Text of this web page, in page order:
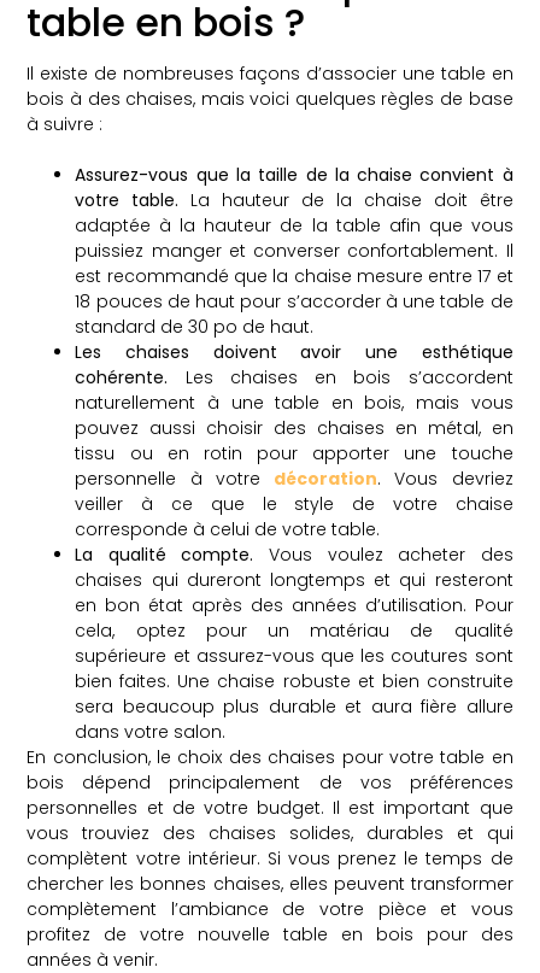
table en bois ?
Il existe de nombreuses façons d’associer une table en
bois à des chaises, mais voici quelques règles de base
à suivre :
Assurez-vous que la taille de la chaise convient à
votre table. La hauteur de la chaise doit être
adaptée à la hauteur de la table afin que vous
puissiez manger et converser confortablement. Il
est recommandé que la chaise mesure entre 17 et
18 pouces de haut pour s’accorder à une table de
standard de 30 po de haut.
Les chaises doivent avoir une esthétique
cohérente. Les chaises en bois s’accordent
naturellement à une table en bois, mais vous
pouvez aussi choisir des chaises en métal, en
tissu ou en rotin pour apporter une touche
personnelle à votre décoration. Vous devriez
veiller à ce que le style de votre chaise
corresponde à celui de votre table.
La qualité compte. Vous voulez acheter des
chaises qui dureront longtemps et qui resteront
en bon état après des années d’utilisation. Pour
cela, optez pour un matériau de qualité
supérieure et assurez-vous que les coutures sont
bien faites. Une chaise robuste et bien construite
sera beaucoup plus durable et aura fière allure
dans votre salon.
En conclusion, le choix des chaises pour votre table en
bois dépend principalement de vos préférences
personnelles et de votre budget. Il est important que
vous trouviez des chaises solides, durables et qui
complètent votre intérieur. Si vous prenez le temps de
chercher les bonnes chaises, elles peuvent transformer
complètement l’ambiance de votre pièce et vous
profitez de votre nouvelle table en bois pour des
années à venir.